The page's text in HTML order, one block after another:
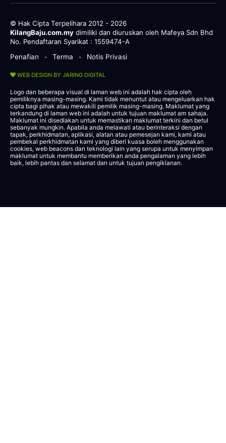
© Hak Cipta Terpelihara 2012 - 2026
KilangBaju.com.my dimiliki dan diuruskan oleh Mafeya Sdn Bhd
No. Pendaftaran Syarikat : 1559474-A
Penafian
• Terma • Notis Privasi
WEB DESIGN BY JARING DIGITAL
Logo dan beberapa visual di laman web ini adalah hak cipta oleh
pemiliknya masing-masing. Kami tidak menuntut atau mengeluarkan hak
cipta bagi pihak atau mewakili pemilik masing-masing. Maklumat yang
terkandung di laman web ini adalah untuk tujuan maklumat am sahaja.
Maklumat ini disediakan untuk memastikan maklumat terkini dan betul
sebanyak mungkin. Apabila anda melawati atau berinteraksi dengan
tapak, perkhidmatan, aplikasi, alatan atau pemesejan kami, kami atau
pembekal perkhidmatan kami yang diberi kuasa boleh menggunakan
cookies, web beacons dan teknologi lain yang serupa untuk menyimpan
maklumat untuk membantu memberikan anda pengalaman yang lebih
baik, lebih pantas dan selamat dan untuk tujuan pengiklanan.